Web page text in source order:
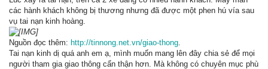
các hành khách không bị thương nhưng đã được một phen hú vía sau
vụ tai nạn kinh hoàng.
Nguồn đọc thêm: http://tinnong.net.vn/giao-thong.
Tai nạn kinh dị quá anh em ạ, mình muốn mang lên đây chia sẻ để mọi
người tham gia giao thông cẩn thận hơn. Mà không có chuyên mục phù